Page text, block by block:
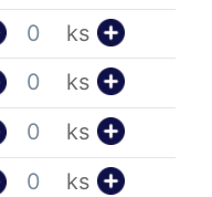
ks
ks
ks
ks